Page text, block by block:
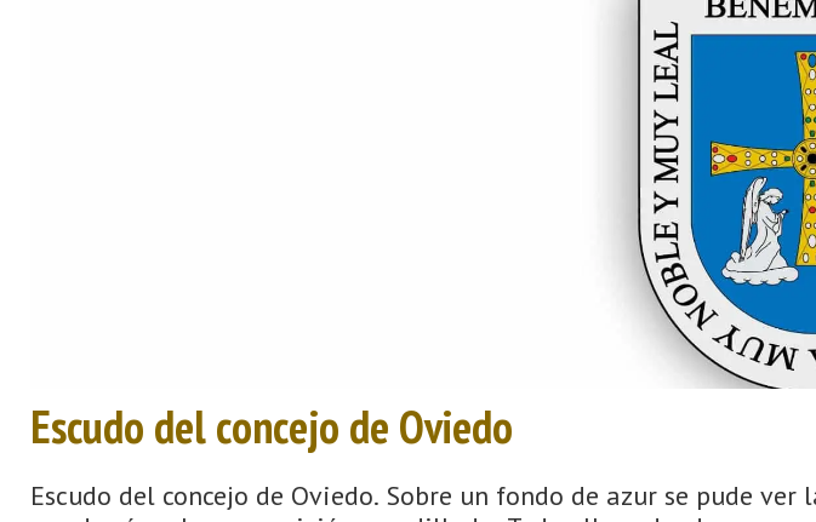
Escudo del concejo de Oviedo
Escudo del concejo de Oviedo. Sobre un fondo de azur se pude